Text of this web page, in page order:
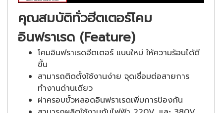
คุณสมบัติทั่วฮีตเตอร์โคม
อินฟราเรด (Feature)
โคมอินฟราเรดฮีตเตอร์ แบบใหม่ ให้ความร้อนได้ดี
ขึ้น
สามารถติดตั้งใช้งานง่าย จุดเชื่อมต่อสายการ
ทำงานด่านเดียว
ฝาครอบขั้วหลอดอินฟราเรดเพิ่มการป้องกัน